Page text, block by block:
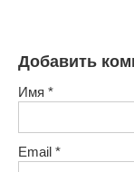
Добавить
Имя *
Email *